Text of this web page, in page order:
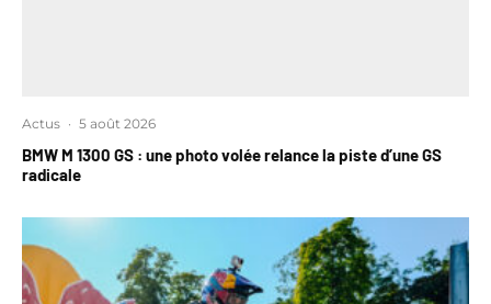
Actus · 5 août 2026
BMW M 1300 GS : une photo volée relance la piste d’une GS
radicale